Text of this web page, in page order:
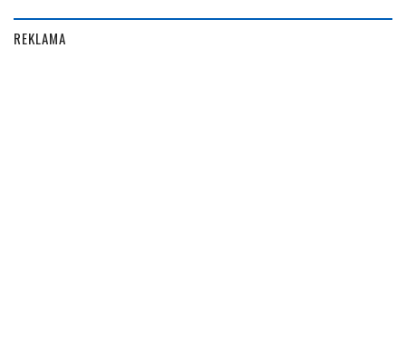
REKLAMA